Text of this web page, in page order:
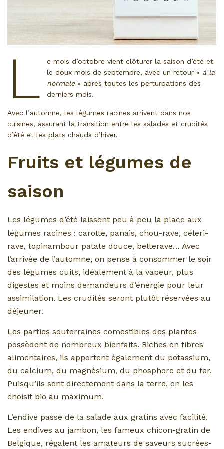
L
e mois d’octobre vient clôturer la saison d’été et
le doux mois de septembre, avec un retour « à la
normale» après toutes les perturbations des
derniers mois.
Avec l’automne, les légumes racines arrivent dans nos
cuisines, assurant la transition entre les salades et crudités
d’été et les plats chauds d’hiver.
Fruits et légumes de
saison
Les légumes d’été laissent peu à peu la place aux
légumes racines : carotte, panais, chou-rave, céleri-
rave, topinambour patate douce, betterave… Avec
l’arrivée de l’automne, on pense à consommer le soir
des légumes cuits, idéalement à la vapeur, plus
digestes et moins demandeurs d’énergie pour leur
assimilation. Les crudités seront plutôt réservées au
déjeuner.
Les parties souterraines comestibles des plantes
possèdent de nombreux bienfaits. Riches en fibres
alimentaires, ils apportent également du potassium,
du calcium, du magnésium, du phosphore et du fer.
Puisqu’ils sont directement dans la terre, on les
choisit bio au maximum.
L’endive passe de la salade aux gratins avec facilité.
Les endives au jambon, les fameux chicon-gratin de
Belgique, régalent les amateurs de saveurs sucrées-